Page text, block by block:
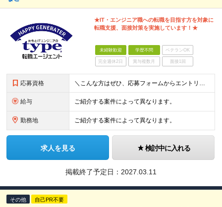
★IT・エンジニア職への転職を目指す方を対象に
転職支援、面接対策を実施しています！★
未経験歓迎 学歴不問 ベテランOK
完全週休2日 賞与複数月 面接1回
応募資格
給与 ご紹介する案件によって異なります。
勤務地 ご紹介する案件によって異なります。
求人を見る 検討中に入れる
掲載終了予定日：2027.03.11
その他 自己PR不要